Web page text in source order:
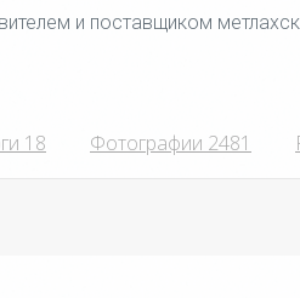
и поставщиком
18 Фотографии 2481